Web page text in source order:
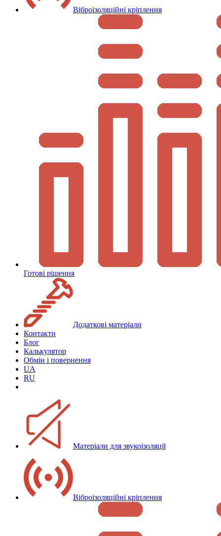
Віброізоляційні кріплення
Готові рішення
Додаткові матеріали
Контакти
Блог
Калькулятор
Обмін і повернення
UA
RU
Матеріали для звукоізоляції
Віброізоляційні кріплення